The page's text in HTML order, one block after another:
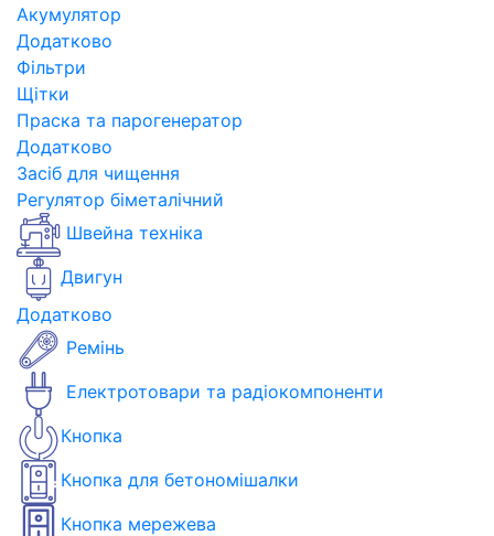
Акумулятор
Додатково
Фільтри
Щітки
Праска та парогенератор
Додатково
Засіб для чищення
Регулятор біметалічний
Швейна техніка
Двигун
Додатково
Ремінь
Електротовари та радіокомпоненти
Кнопка
Кнопка для бетономішалки
Кнопка мережева